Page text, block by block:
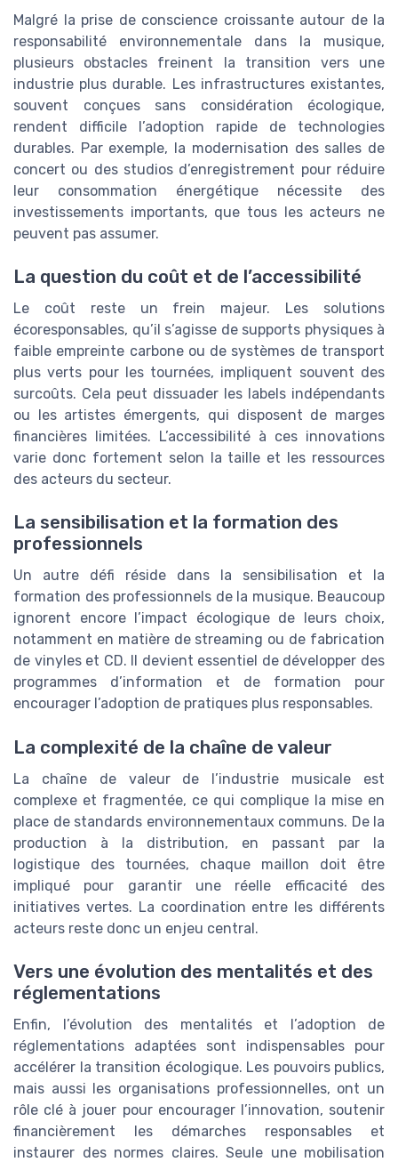
Malgré la prise de conscience croissante autour de la
responsabilité environnementale dans la musique,
plusieurs obstacles freinent la transition vers une
industrie plus durable. Les infrastructures existantes,
souvent conçues sans considération écologique,
rendent difficile l’adoption rapide de technologies
durables. Par exemple, la modernisation des salles de
concert ou des studios d’enregistrement pour réduire
leur consommation énergétique nécessite des
investissements importants, que tous les acteurs ne
peuvent pas assumer.
La question du coût et de l’accessibilité
Le coût reste un frein majeur. Les solutions
écoresponsables, qu’il s’agisse de supports physiques à
faible empreinte carbone ou de systèmes de transport
plus verts pour les tournées, impliquent souvent des
surcoûts. Cela peut dissuader les labels indépendants
ou les artistes émergents, qui disposent de marges
financières limitées. L’accessibilité à ces innovations
varie donc fortement selon la taille et les ressources
des acteurs du secteur.
La sensibilisation et la formation des
professionnels
Un autre défi réside dans la sensibilisation et la
formation des professionnels de la musique. Beaucoup
ignorent encore l’impact écologique de leurs choix,
notamment en matière de streaming ou de fabrication
de vinyles et CD. Il devient essentiel de développer des
programmes d’information et de formation pour
encourager l’adoption de pratiques plus responsables.
La complexité de la chaîne de valeur
La chaîne de valeur de l’industrie musicale est
complexe et fragmentée, ce qui complique la mise en
place de standards environnementaux communs. De la
production à la distribution, en passant par la
logistique des tournées, chaque maillon doit être
impliqué pour garantir une réelle efficacité des
initiatives vertes. La coordination entre les différents
acteurs reste donc un enjeu central.
Vers une évolution des mentalités et des
réglementations
Enfin, l’évolution des mentalités et l’adoption de
réglementations adaptées sont indispensables pour
accélérer la transition écologique. Les pouvoirs publics,
mais aussi les organisations professionnelles, ont un
rôle clé à jouer pour encourager l’innovation, soutenir
financièrement les démarches responsables et
instaurer des normes claires. Seule une mobilisation